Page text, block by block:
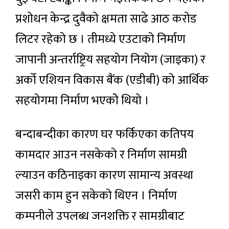
प्रशोधन केन्द्र दुवैको क्षमता साढे आठ करोड
लिटर रहेको छ । तीमध्ये एउटाको निर्माण
जापानी अन्तर्राष्ट्रिय सहयोग नियोग (जाइका) र
अर्को एशियन विकास बैंक (एडीबी) को आर्थिक
सहयोगमा निर्माण भएकोे थियो ।
बन्दाबन्दीका कारण घर फर्किएका कतिपय
कामदार आउन नसकेको र निर्माण सामग्री
ल्याउन कठिनाइका कारण सामान्य अवस्था
जसरी काम हुन सकेको थिएन । निर्माण
कम्पनीले उपलब्ध जनशक्ति र सामग्रीबाट